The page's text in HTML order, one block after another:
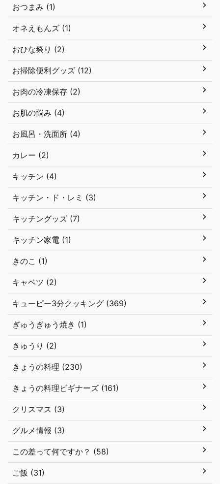
おつまみ (1)
オネえもんズ (1)
おひな祭り (2)
お掃除便利グッズ (12)
お肉の冷凍保存 (2)
お肌の悩み (4)
お風呂・洗面所 (4)
カレー (2)
キッチン (4)
キッチン・ド・レミ (3)
キッチングッズ (7)
キッチン家電 (1)
きのこ (1)
キャベツ (2)
キューピー3分クッキング (369)
ぎゅうぎゅう焼き (1)
きゅうり (2)
きょうの料理 (230)
きょうの料理ビギナーズ (161)
クリスマス (3)
グルメ情報 (3)
この差って何ですか？ (58)
ご飯 (31)